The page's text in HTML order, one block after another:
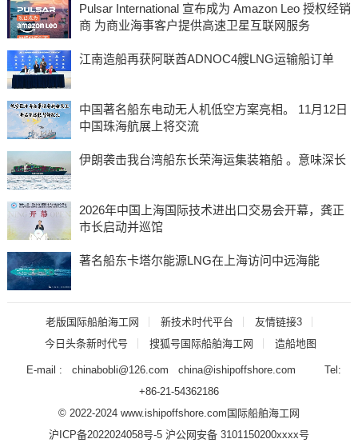
Pulsar International 宣布成为 Amazon Leo 授权经销
商 为商业海事客户提供高速卫星互联网服务
江南造船再获阿联酋ADNOC4艘LNG运输船订单
中国著名船东电动无人机低空方案亮相。 11月12日
中国珠海航展上将交流
伊朗袭击我台湾船东长荣海运集装箱船 。意味深长
2026年中国上海国际技术进出口交易会开幕，龚正
市长启动并巡馆
著名船东卡塔尔能源LNG在上海访问中远海能
老版国际船舶海工网 新技术时代平台
友情链接3
今日头条新时代号
搜狐号国际船舶海工网 造船地图
E-mail : chinabobli@126.com china@ishipoffshore.com Tel:
+86-21-54362186
© 2022-2024 www.ishipoffshore.com国际船舶海工网
沪ICP备2022024058号-5 沪公网安备 3101150200xxxx号